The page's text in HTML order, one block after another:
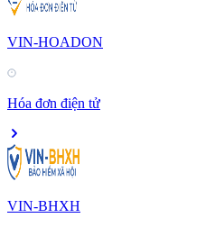
VIN-HOADON
Hóa đơn điện tử
VIN-BHXH